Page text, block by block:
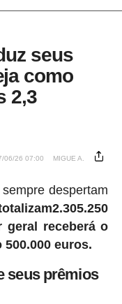
seus
como
2,3
06/26 07:00 MIGUE A.
despertam
geral receberá o
euros.
seus prêmios